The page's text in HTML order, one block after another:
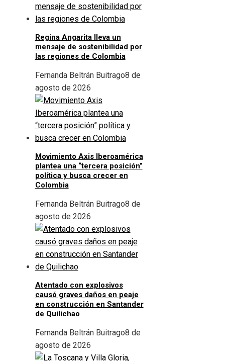
Regina Angarita lleva un
mensaje de sostenibilidad por
las regiones de Colombia
Fernanda Beltrán Buitrago8 de
agosto de 2026
Movimiento Axis Iberoamérica
plantea una “tercera posición”
política y busca crecer en
Colombia
Fernanda Beltrán Buitrago8 de
agosto de 2026
Atentado con explosivos
causó graves daños en peaje
en construcción en Santander
de Quilichao
Fernanda Beltrán Buitrago8 de
agosto de 2026